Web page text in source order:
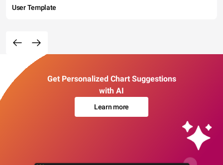
User Template
Get Personalized Chart Suggestions
with AI
Learn more